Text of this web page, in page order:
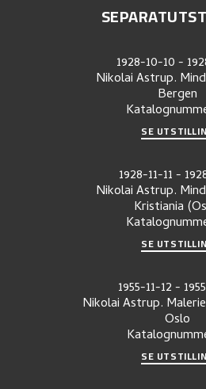
1928-10-10-
Nikolai Astrup.
Bergen
SE
1928-11-11-
Nikolai Astrup.
Kristiania
SE
1955-11-12-
Nikolai Astrup.
Oslo
SE